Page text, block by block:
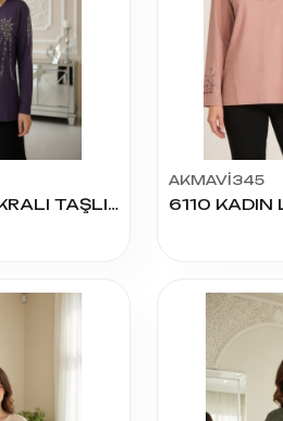
5304 KADIN LİKRALI TAŞLI BLUZ
AKMAVİ345